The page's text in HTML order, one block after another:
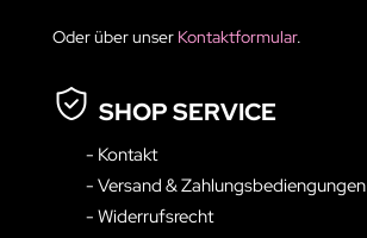
Oder über unser Kontaktformular.
SHOP SERVICE
- Kontakt
- Versand & Zahlungsbediengungen
- Widerrufsrecht